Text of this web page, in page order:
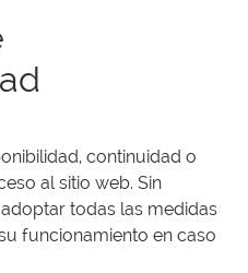
continuidad o
al sitio web. Sin
todas las medidas
funcionamiento en caso